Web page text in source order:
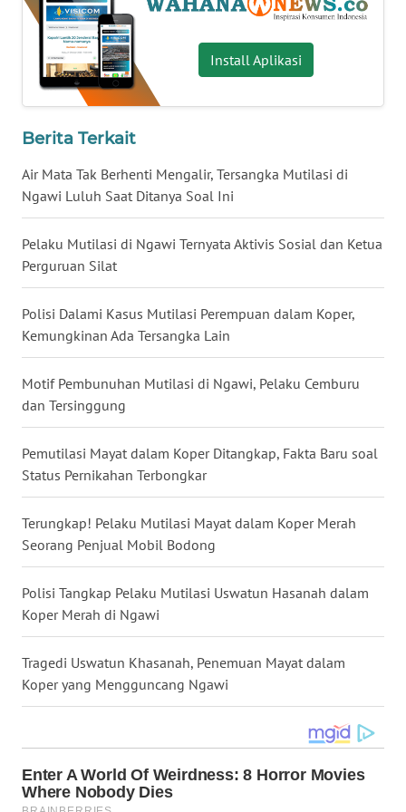
Install Aplikasi
Berita Terkait
Air Mata Tak Berhenti Mengalir, Tersangka Mutilasi di
Ngawi Luluh Saat Ditanya Soal Ini
Pelaku Mutilasi di Ngawi Ternyata Aktivis Sosial dan Ketua
Perguruan Silat
Polisi Dalami Kasus Mutilasi Perempuan dalam Koper,
Kemungkinan Ada Tersangka Lain
Motif Pembunuhan Mutilasi di Ngawi, Pelaku Cemburu
dan Tersinggung
Pemutilasi Mayat dalam Koper Ditangkap, Fakta Baru soal
Status Pernikahan Terbongkar
Terungkap! Pelaku Mutilasi Mayat dalam Koper Merah
Seorang Penjual Mobil Bodong
Polisi Tangkap Pelaku Mutilasi Uswatun Hasanah dalam
Koper Merah di Ngawi
Tragedi Uswatun Khasanah, Penemuan Mayat dalam
Koper yang Mengguncang Ngawi
WN
BABEL
WN
SUMBAR
SUMSEL
BENGKULU
LAMPUNG
WN
JATENG
WN
NUSANTARA
WN
JOGJA
WN
WN
KALTENG